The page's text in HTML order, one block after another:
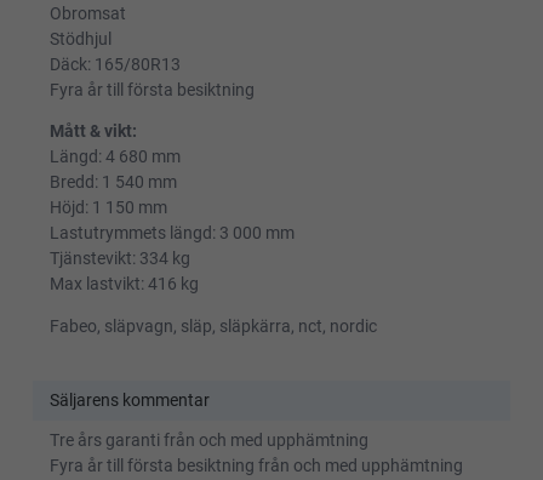
Obromsat
Stödhjul
Däck: 165/80R13
Fyra år till första besiktning
Mått & vikt:
Längd: 4 680 mm
Bredd: 1 540 mm
Höjd: 1 150 mm
Lastutrymmets längd: 3 000 mm
Tjänstevikt: 334 kg
Max lastvikt: 416 kg
Fabeo, släpvagn, släp, släpkärra, nct, nordic
Säljarens kommentar
Tre års garanti från och med upphämtning
Fyra år till första besiktning från och med upphämtning